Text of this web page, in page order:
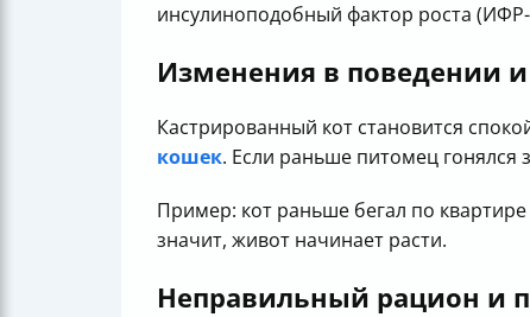
инсулиноподобный фактор роста
Изменения в поведении
Кастрированный кот становится
кошек. Если раньше питомец гонялся
Пример: кот раньше бегал по
значит, живот начинает расти.
Неправильный рацион и